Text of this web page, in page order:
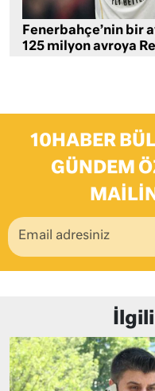
Fenerbahçe’nin bir
125 milyon avroya
10HABER
GÜNDEM